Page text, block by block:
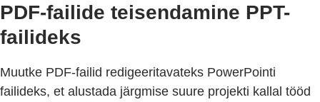
PDF-failide teisendamine PPT-
failideks
Muutke PDF-failid redigeeritavateks PowerPointi
failideks, et alustada järgmise suure projekti kallal tööd